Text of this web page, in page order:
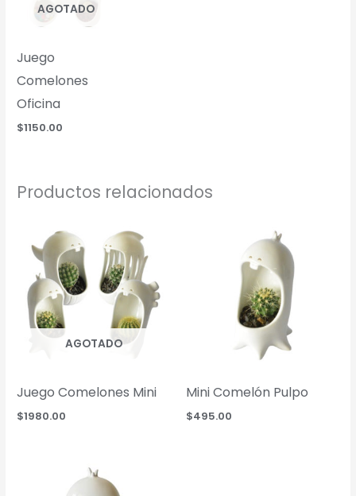
AGOTADO
Juego
Comelones
Oficina
$1150.00
Productos relacionados
AGOTADO
Juego Comelones Mini
$1980.00
Mini Comelón Pulpo
$495.00